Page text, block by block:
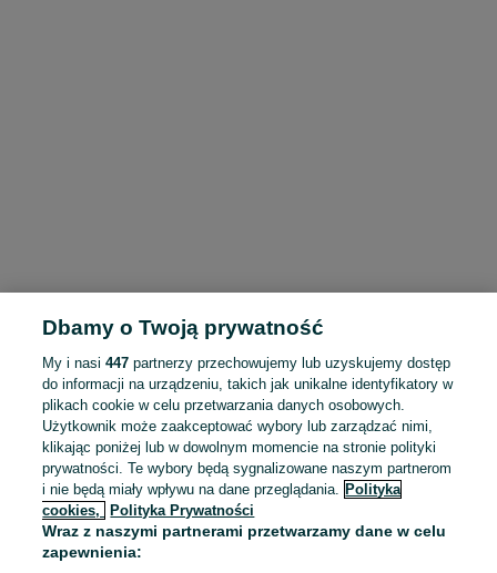
To ogłoszenie nie jest już dostępne
Dbamy o Twoją prywatność
My i nasi447 partnerzy przechowujemy lub uzyskujemy dostęp
do informacji na urządzeniu, takich jak unikalne identyfikatory w
plikach cookie w celu przetwarzania danych osobowych.
Użytkownik może zaakceptować wybory lub zarządzać nimi,
klikając poniżej lub w dowolnym momencie na stronie polityki
prywatności. Te wybory będą sygnalizowane naszym partnerom
i nie będą miały wpływu na dane przeglądania. Polityka
cookies,
Polityka Prywatności
Wraz z naszymi partnerami przetwarzamy dane w celu
zapewnienia: